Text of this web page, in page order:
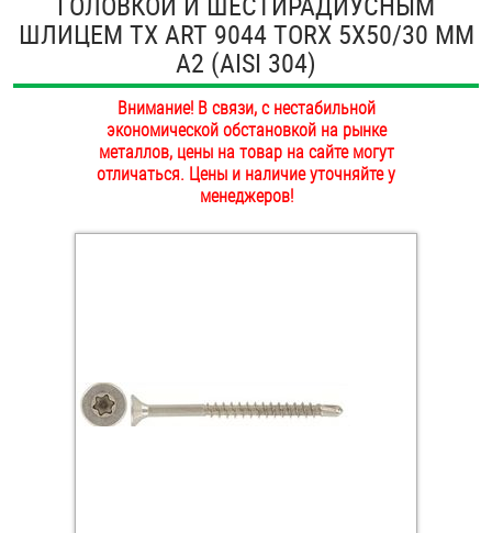
ОПЛАТА И ДОСТАВКА
НАШИ МАГАЗИНЫ
Втулки
Гайки
Дюбели
Дюймовый крепёж
Крюки, кольца с метрической резьбой
ШЛИЦЕМ TX ART 9044 TORX 5Х50/30 ММ
А2 (AISI 304)
Внимание! В связи, с нестабильной
экономической обстановкой на рынке
металлов, цены на товар на сайте могут
отличаться. Цены и наличие уточняйте у
менеджеров!